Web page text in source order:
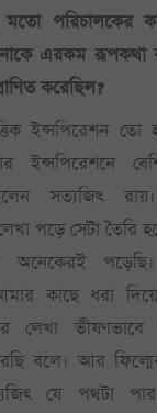
মতো পরিচালকের
এরকম রূপকথা
করেছিল?
ইন্সপিরেশন তো
সত্যজিৎ
পড়ে সেটা তৈরি
পড়েছি।
কাছে ধরা
লেখা ভীষণভাবে
বলে। আর
যে পথটা